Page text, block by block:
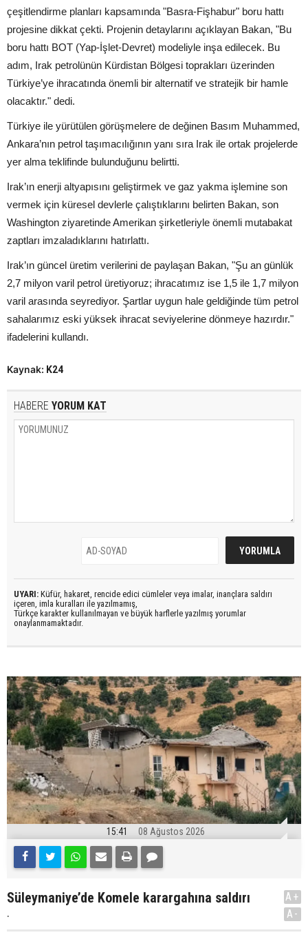
çeşitlendirme planları kapsamında "Basra-Fişhabur" boru hattı
projesine dikkat çekti. Projenin detaylarını açıklayan Bakan, "Bu
boru hattı BOT (Yap-İşlet-Devret) modeliyle inşa edilecek. Bu
adım, Irak petrolünün Kürdistan Bölgesi toprakları üzerinden
Türkiye’ye ihracatında önemli bir alternatif ve stratejik bir hamle
olacaktır." dedi.
Türkiye ile yürütülen görüşmelere de değinen Basım Muhammed,
Ankara’nın petrol taşımacılığının yanı sıra Irak ile ortak projelerde
yer alma teklifinde bulunduğunu belirtti.
Irak’ın enerji altyapısını geliştirmek ve gaz yakma işlemine son
vermek için küresel devlerle çalıştıklarını belirten Bakan, son
Washington ziyaretinde Amerikan şirketleriyle önemli mutabakat
zaptları imzaladıklarını hatırlattı.
Irak’ın güncel üretim verilerini de paylaşan Bakan, "Şu an günlük
2,7 milyon varil petrol üretiyoruz; ihracatımız ise 1,5 ile 1,7 milyon
varil arasında seyrediyor. Şartlar uygun hale geldiğinde tüm petrol
sahalarımız eski yüksek ihracat seviyelerine dönmeye hazırdır."
ifadelerini kullandı.
Kaynak: K24
HABERE YORUM KAT
UYARI: Küfür, hakaret, rencide edici cümleler veya imalar, inançlara saldırı
içeren, imla kuralları ile yazılmamış,
Türkçe karakter kullanılmayan ve büyük harflerle yazılmış yorumlar
onaylanmamaktadır.
15:41 08 Ağustos 2026
Süleymaniye’de Komele karargahına saldırı
.
A+
A-